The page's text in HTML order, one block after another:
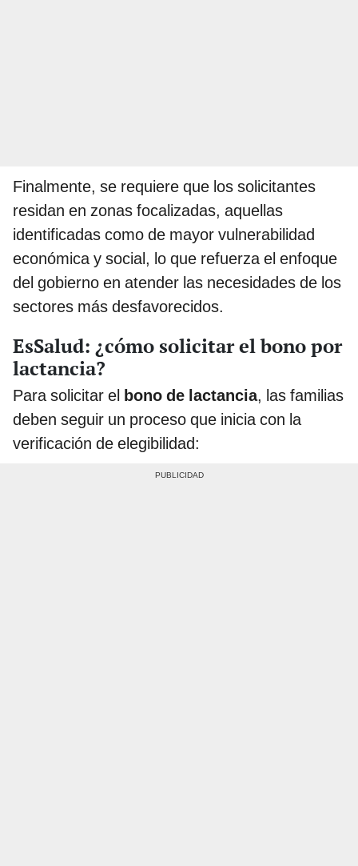
Finalmente, se requiere que los solicitantes
residan en zonas focalizadas, aquellas
identificadas como de mayor vulnerabilidad
económica y social, lo que refuerza el enfoque
del gobierno en atender las necesidades de los
sectores más desfavorecidos.
EsSalud: ¿cómo solicitar el bono por
lactancia?
Para solicitar el bono de lactancia, las familias
deben seguir un proceso que inicia con la
verificación de elegibilidad: